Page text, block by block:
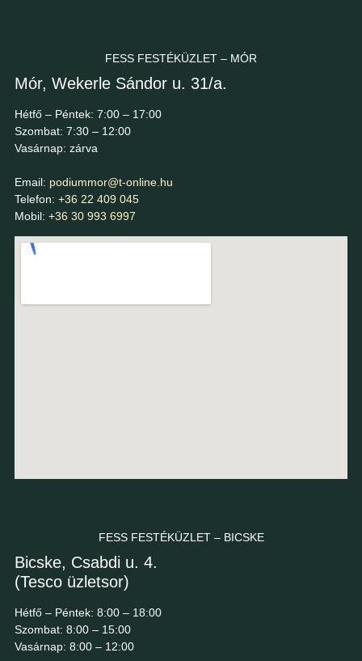
FESS FESTÉKÜZLET – MÓR
Mór, Wekerle Sándor u. 31/a.
Hétfő – Péntek: 7:00 – 17:00
Szombat: 7:30 – 12:00
Vasárnap: zárva
Email: podiummor@t-online.hu
Telefon: +36 22 409 045
Mobil: +36 30 993 6997
FESS FESTÉKÜZLET – BICSKE
Bicske, Csabdi u. 4.
(Tesco üzletsor)
Hétfő – Péntek: 8:00 – 18:00
Szombat: 8:00 – 15:00
Vasárnap: 8:00 – 12:00